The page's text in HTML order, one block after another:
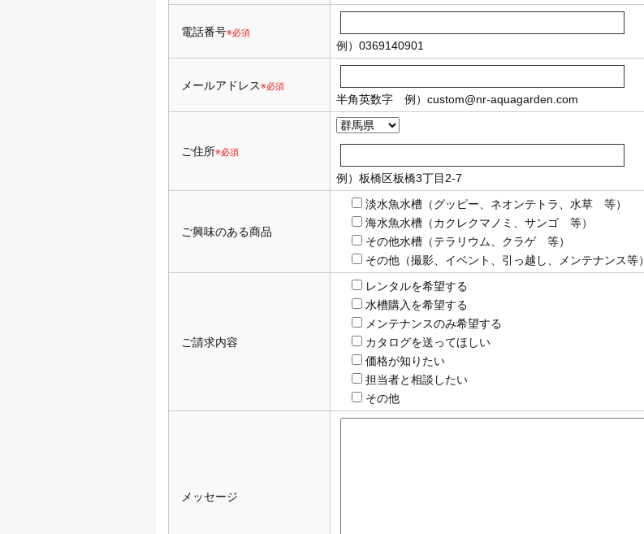
電話番号※必須
例）0369140901
メールアドレス※必須
半角英数字 例） custom@nr-aquagarden.com
ご住所※必須
例）板橋区板橋3丁目2-7
ご興味のある商品
淡水魚水槽（グッピー、ネオンテトラ、水草 等）
海水魚水槽（カクレクマノミ、サンゴ 等）
その他水槽（テラリウム、クラゲ 等）
その他（撮影、イベント、引っ越し、メンテナンス等）
ご請求内容
レンタルを希望する
水槽購入を希望する
メンテナンスのみ希望する
カタログを送ってほしい
価格が知りたい
担当者と相談したい
その他
メッセージ